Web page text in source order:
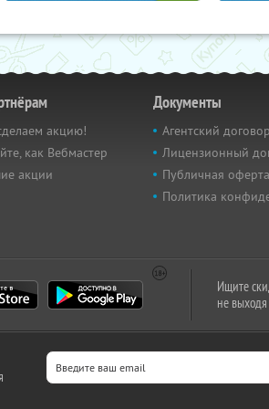
акцию!
как Вебмастер
акции
Документы
Агентский договор
Лицензионный
Публичная оферта
Политика
Ищите
не